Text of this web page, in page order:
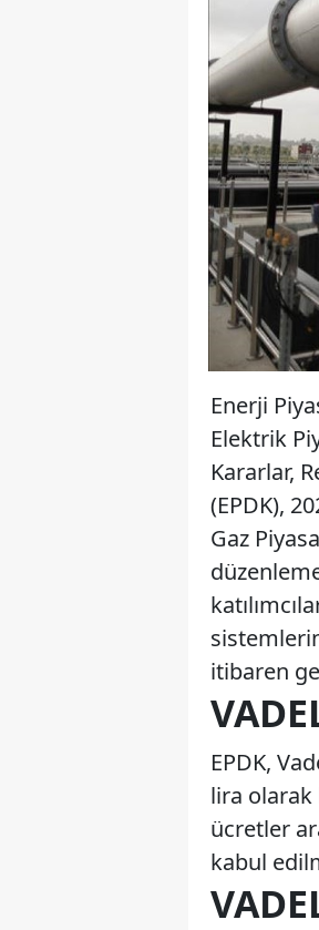
Enerji
Elektrik
Kararlar,
(EPDK),
Gaz
itibaren
EPDK,
lira olarak
ücretler
kabul